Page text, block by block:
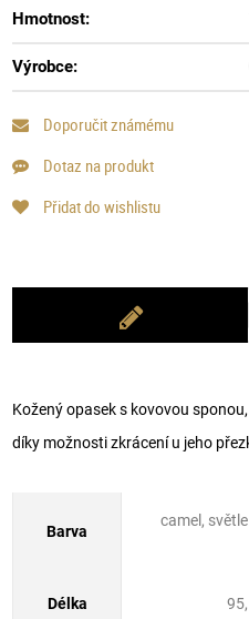
Hmotnost:
Výrobce:
Doporučit známému
Dotaz na produkt
Přidat do wishlistu
Kožený opasek s kovovou
díky možnosti zkrácení u jeho
Barva
camel,
Délka